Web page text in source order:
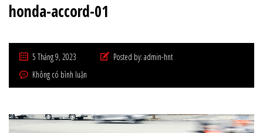
honda-accord-01
5 Tháng 9, 2023 Posted by: admin-hnt
Không có bình luận